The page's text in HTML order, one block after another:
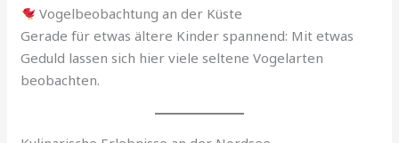
Vogelbeobachtung an der Küste
Gerade für etwas ältere Kinder spannend: Mit etwas
Geduld lassen sich hier viele seltene Vogelarten
beobachten.